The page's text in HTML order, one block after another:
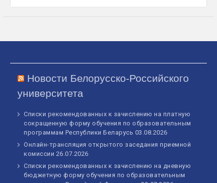
Новости Белорусско-Российского
университета
Списки рекомендованных к зачислению на платную
сокращенную форму обучения по образовательным
программам Республики Беларусь 03.08.2026
Онлайн-трансляция открытого заседания приемной
комиссии 26.07.2026
Списки рекомендованных к зачислению на дневную
бюджетную форму обучения по образовательным